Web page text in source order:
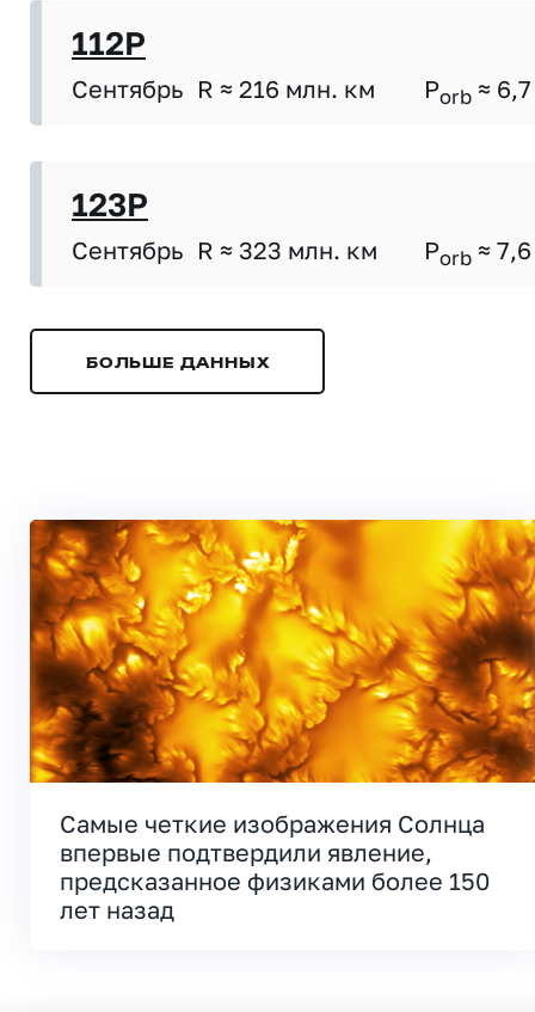
112P
Сентябрь R ≈ 216 млн. км Porb ≈ 6,7
123P
Сентябрь R ≈ 323 млн. км Porb ≈ 7,6
БОЛЬШЕ ДАННЫХ
Самые четкие изображения Солнца
впервые подтвердили явление,
предсказанное физиками более 150
лет назад